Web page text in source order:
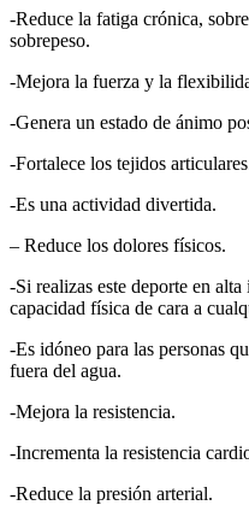
-Reduce la fatiga crónica,
sobrepeso.
-Mejora la fuerza y la
-Genera un estado de ánimo
-Fortalece los tejidos
-Es una actividad divertida.
– Reduce los dolores físicos.
-Si realizas este deporte en
capacidad física de cara a
-Es idóneo para las personas
fuera del agua.
-Mejora la resistencia.
-Incrementa la resistencia
-Reduce la presión arterial.